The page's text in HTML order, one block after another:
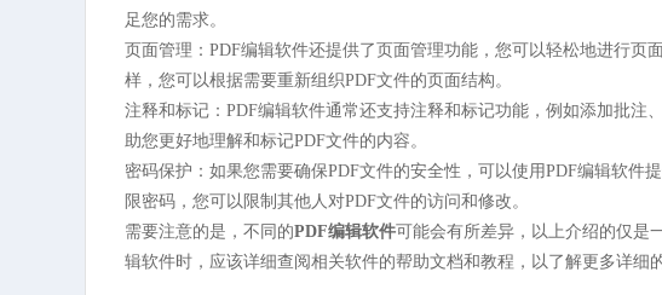
足您的需求。
页面管理：PDF编辑软件还提供了页面管理功能，您可以轻松地进行页
样，您可以根据需要重新组织PDF文件的页面结构。
注释和标记：PDF编辑软件通常还支持注释和标记功能，例如添加批注
助您更好地理解和标记PDF文件的内容。
密码保护：如果您需要确保PDF文件的安全性，可以使用PDF编辑软件
限密码，您可以限制其他人对PDF文件的访问和修改。
需要注意的是，不同的PDF编辑软件可能会有所差异，以上介绍的仅是
辑软件时，应该详细查阅相关软件的帮助文档和教程，以了解更多详细